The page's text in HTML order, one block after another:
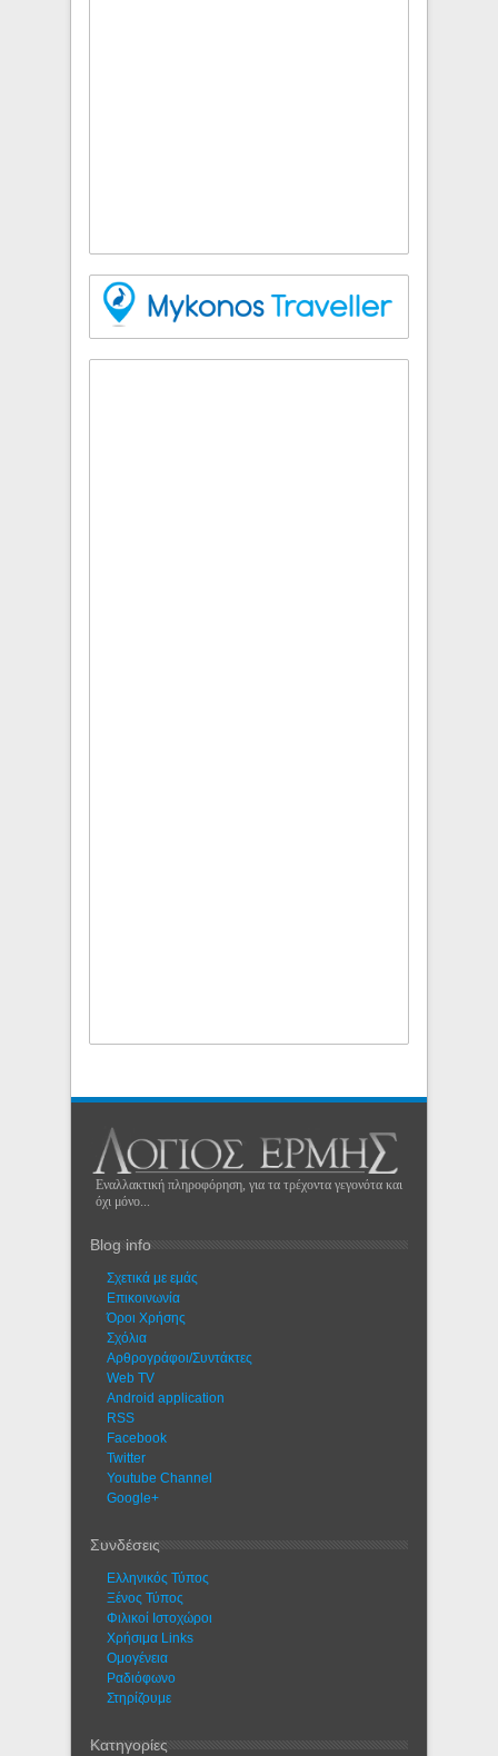
Εναλλακτική πληροφόρηση, για τα τρέχοντα γεγονότα και
όχι μόνο...
Blog info
Σχετικά με εμάς
Eπικοινωνία
Όροι Χρήσης
Σχόλια
Αρθρογράφοι/Συντάκτες
Web TV
Android application
RSS
Facebook
Twitter
Youtube Channel
Google+
Συνδέσεις
Ελληνικός Τύπος
Ξένος Τύπος
Φιλικοί Ιστοχώροι
Χρήσιμα Links
Ομογένεια
Ραδιόφωνο
Στηρίζουμε
Κατηγορίες